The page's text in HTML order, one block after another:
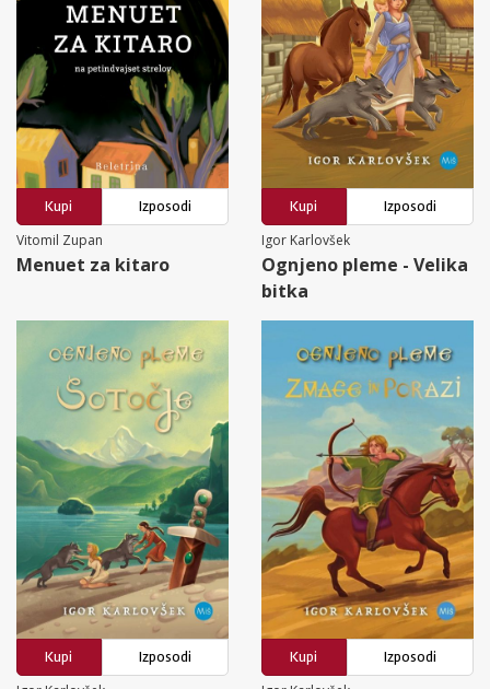
Kupi
Izposodi
Vitomil Zupan
Menuet za kitaro
Kupi
Izposodi
Igor Karlovšek
Ognjeno pleme - Velika
bitka
Kupi
Izposodi
Kupi
Izposodi